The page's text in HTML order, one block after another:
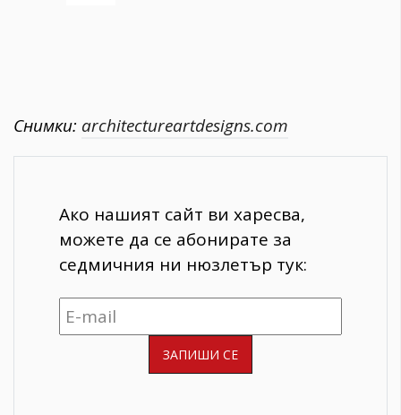
Снимки: architectureartdesigns.com
Ако нашият сайт ви харесва,
можете да се абонирате за
седмичния ни нюзлетър тук: